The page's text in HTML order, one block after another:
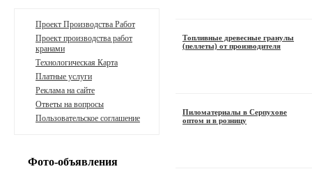
Топливные древесные гранулы
(пеллеты) от производителя
Пиломатериалы в Серпухове
оптом и в розницу
Проект Производства Работ
Проект производства работ
кранами
Технологическая Карта
Платные услуги
Реклама на сайте
Ответы на вопросы
Пользовательское соглашение
Фото-объявления